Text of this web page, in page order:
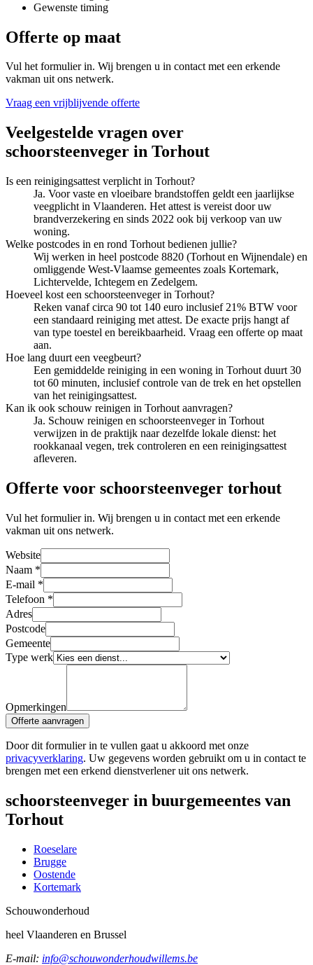
Gewenste timing
Offerte op maat
Vul het formulier in. Wij brengen u in contact met een erkende
vakman uit ons netwerk.
Vraag een vrijblijvende offerte
Veelgestelde vragen over
schoorsteenveger in Torhout
Is een reinigingsattest verplicht in Torhout?
Ja. Voor vaste en vloeibare brandstoffen geldt een jaarlijkse
veegplicht in Vlaanderen. Het attest is vereist door uw
brandverzekering en sinds 2022 ook bij verkoop van uw
woning.
Welke postcodes in en rond Torhout bedienen jullie?
Wij werken in heel postcode 8820 (Torhout en Wijnendale) en
omliggende West-Vlaamse gemeentes zoals Kortemark,
Lichtervelde, Ichtegem en Zedelgem.
Hoeveel kost een schoorsteenveger in Torhout?
Reken vanaf circa 90 tot 140 euro inclusief 21% BTW voor
een standaard reiniging met attest. De exacte prijs hangt af
van type toestel en bereikbaarheid. Vraag een offerte op maat
aan.
Hoe lang duurt een veegbeurt?
Een gemiddelde reiniging in een woning in Torhout duurt 30
tot 60 minuten, inclusief controle van de trek en het opstellen
van het reinigingsattest.
Kan ik ook schouw reinigen in Torhout aanvragen?
Ja. Schouw reinigen en schoorsteenveger in Torhout
verwijzen in de praktijk naar dezelfde lokale dienst: het
rookkanaal vegen, trek controleren en een reinigingsattest
afleveren.
Offerte voor schoorsteenveger torhout
Vul het formulier in. Wij brengen u in contact met een erkende
vakman uit ons netwerk.
Website
Naam *
E-mail *
Telefoon *
Adres
Postcode
Gemeente
Type werk
Opmerkingen
Offerte aanvragen
Door dit formulier in te vullen gaat u akkoord met onze
privacyverklaring. Uw gegevens worden gebruikt om u in contact te
brengen met een erkend dienstverlener uit ons netwerk.
schoorsteenveger in buurgemeentes van
Torhout
Roeselare
Brugge
Oostende
Kortemark
Schouwonderhoud
heel Vlaanderen en Brussel
E-mail: info@schouwonderhoudwillems.be